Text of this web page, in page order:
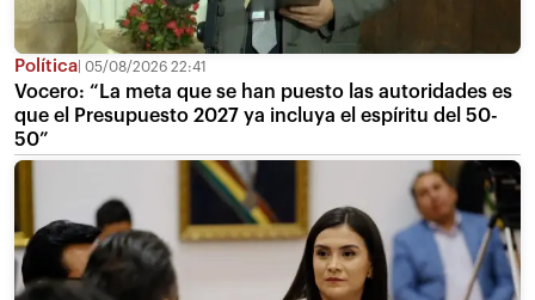
Política 05/08/2026 22:41
Vocero: “La meta que se han puesto las autoridades es
que el Presupuesto 2027 ya incluya el espíritu del 50-
50”